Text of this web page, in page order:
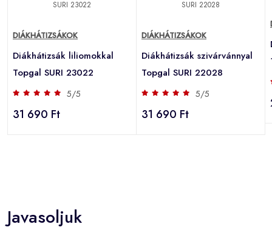
DIÁKHÁTIZSÁKOK
Diákhátizsák liliomokkal
Topgal SURI 23022
5/5
31 690 Ft
DIÁKHÁTIZSÁKOK
Diákhátizsák szivárvánnyal
Topgal SURI 22028
5/5
31 690 Ft
Javasoljuk